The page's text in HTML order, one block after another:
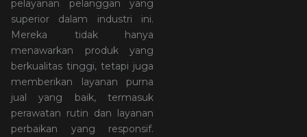
pelayanan pelanggan yang
superior dalam industri ini.
Mereka tidak hanya
menawarkan produk yang
berkualitas tinggi, tetapi juga
memberikan layanan purna
jual yang baik, termasuk
perawatan rutin dan layanan
perbaikan yang responsif.